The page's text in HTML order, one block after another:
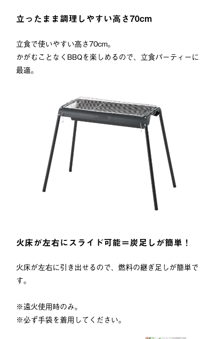
立ったまま調理しやすい高さ70cm
立食で使いやすい高さ70cm。
かがむことなくBBQを楽しめるので、立食パーティーに
最適。
火床が左右にスライド可能＝炭足しが簡単！
火床が左右に引き出せるので、燃料の継ぎ足しが簡単で
す。
※遠火使用時のみ。
※必ず手袋を着用してください。